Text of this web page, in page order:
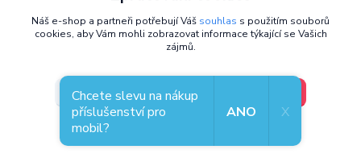
Zastavte se osobně,
Náš e-shop a partneři potřebují Váš souhlas s použitím souborů
cookies, aby Vám mohli zobrazovat informace týkající se Vašich
zájmů.
Nastavení V pořádku, jdu si vybrat
Souhlas můžete odmítnout
Chcete slevu na nákup
příslušenství pro
mobil?
ANO X